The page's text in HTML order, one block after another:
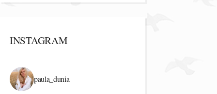
INSTAGRAM
paula_dunia